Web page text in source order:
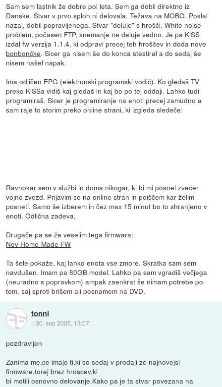
Sam sem lastnik že dobre pol leta. Sem ga dobil direktno iz
Danske. Stvar v prvo sploh ni delovala. Težava na MOBO. Poslal
nazaj, dobil popravljenega. Stvar "deluje" s hrošči. White noise
problem, počasen FTP, snemanje ne deluje vedno. Je pa KiSS
izdal fw verzija 1.1.4, ki odpravi precej teh hroščev in doda nove
bonbončke. Sicer ga nisem še do konca stestiral a do sedaj še
nisem našel napak.
Ima odličen EPG (elektronski programski vodič). Ko gledaš TV
preko KiSSa vidiš kaj gledaš in kaj bo po tej oddaji. Lahko tudi
programiraš. Sicer je programiranje na enoti precej zamudno a
sam raje to storim preko online strani, ki izgleda sledeče:
Ravnokar sem v službi in doma nikogar, ki bi mi posnel zvečer
vojno zvezd. Prijavim se na online stran in poiščem kar želim
posneti. Samo še izberem in čez max 15 minut bo to shranjeno v
enoti. Odlična zadeva.
Drugače pa se že veselim tega firmwara:
Nov Home-Made FW
Ta šele pokaže, kaj lahko enota vse zmore. Skratka sam sem
navdušen. Imam pa 80GB model. Lahko pa sam vgradiš večjega
(neuradno s popravkom) ampak zaenkrat še nimam potrebe po
tem, saj sproti brišem ali posnamem na DVD.
tonni
::30. sep 2005, 13:07
pozdravljen
Zanima me,ce imajo ti,ki so sedaj v prodaji ze najnovejsi
firmware,torej brez hroscev,ki
bi motili osnovno delovanje.Kako pa je ta stvar povezana na